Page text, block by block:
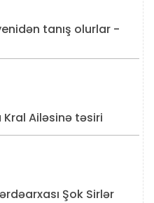
tanış olurlar -
Ailəsinə təsiri
Şok Sirlər